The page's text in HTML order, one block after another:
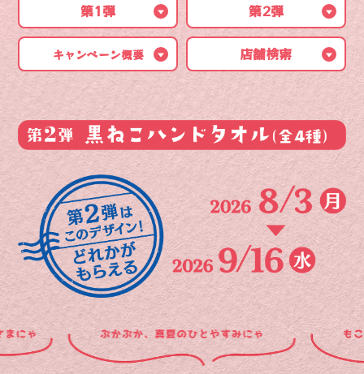
第1弾
第一弾の配布は
終了しました
第2弾
キャンペーン概要 店舗検索